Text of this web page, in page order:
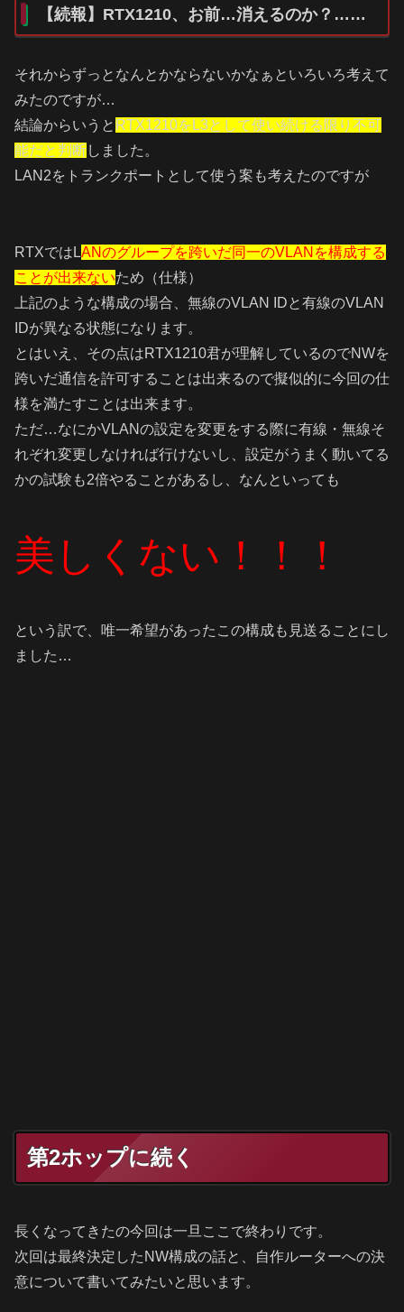
【続報】RTX1210、お前…消えるのか？……
それからずっとなんとかならないかなぁといろいろ考えて
みたのですが…
結論からいうと RTX1210をL3として使い続ける限り不可
能だと判断しました。
LAN2をトランクポートとして使う案も考えたのですが
RTXではLANのグループを跨いだ同一のVLANを構成する
ことが出来ないため（仕様）
上記のような構成の場合、無線のVLAN IDと有線のVLAN
IDが異なる状態になります。
とはいえ、その点はRTX1210君が理解しているのでNWを
跨いだ通信を許可することは出来るので擬似的に今回の仕
様を満たすことは出来ます。
ただ…なにかVLANの設定を変更をする際に有線・無線そ
れぞれ変更しなければ行けないし、設定がうまく動いてる
かの試験も2倍やることがあるし、なんといっても
美しくない！！！
という訳で、唯一希望があったこの構成も見送ることにし
ました…
第2ホップに続く
長くなってきたの今回は一旦ここで終わりです。
次回は最終決定したNW構成の話と、自作ルーターへの決
意について書いてみたいと思います。